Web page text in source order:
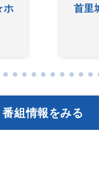
首里
番組情報をみる